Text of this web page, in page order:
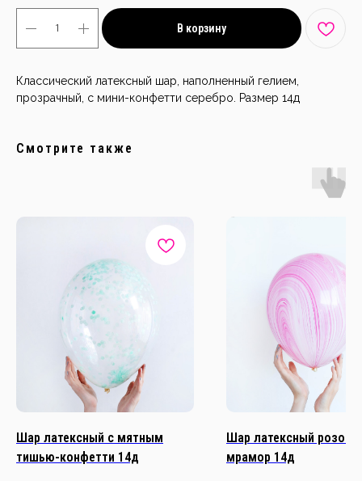
В корзину
Классический латексный шар, наполненный гелием,
прозрачный, с мини-конфетти серебро. Размер 14д
Смотрите также
Шар латексный с мятным
тишью-конфетти 14д
Шар латексный
мрамор 14д